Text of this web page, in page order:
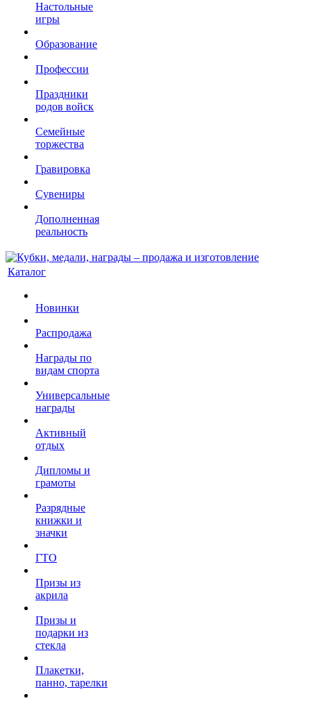
Настольные
игры
Образование
Профессии
Праздники
родов войск
Семейные
торжества
Гравировка
Сувениры
Дополненная
реальность
Каталог
Новинки
Распродажа
Награды по
видам спорта
Универсальные
награды
Активный
отдых
Дипломы и
грамоты
Разрядные
книжки и
значки
ГТО
Призы из
акрила
Призы и
подарки из
стекла
Плакетки,
панно, тарелки